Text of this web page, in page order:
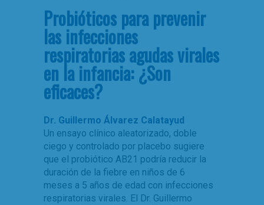
Probióticos para prevenir
las infecciones
respiratorias agudas virales
en la infancia: ¿Son
eficaces?
Dr. Guillermo Álvarez Calatayud
Un ensayo clínico aleatorizado, doble
ciego y controlado por placebo sugiere
que el probiótico AB21 podría reducir la
duración de la fiebre en niños de 6
meses a 5 años de edad con infecciones
respiratorias virales. El Dr. Guillermo